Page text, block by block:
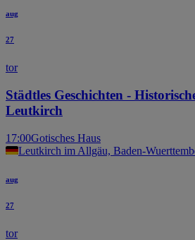
aug
27
tor
Städtles Geschichten -
Leutkirch
17:00Gotisches Haus
Leutkirch im Allgäu, Baden-
aug
27
tor